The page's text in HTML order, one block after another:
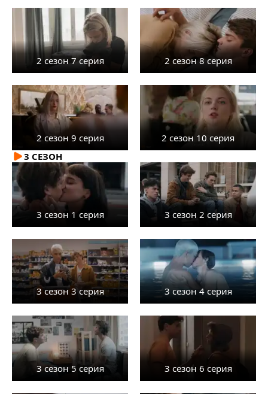
2 сезон 7 серия 2 сезон 8 серия
2 сезон 9 серия
2 сезон 10 серия
3 СЕЗОН
3 сезон 1 серия 3 сезон 2 серия
3 сезон 3 серия 3 сезон 4 серия
3 сезон 5 серия 3 сезон 6 серия